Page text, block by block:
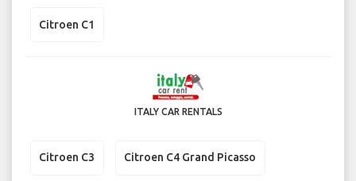
Citroen C1
ITALY CAR RENTALS
Citroen C3 Citroen C4 Grand Picasso